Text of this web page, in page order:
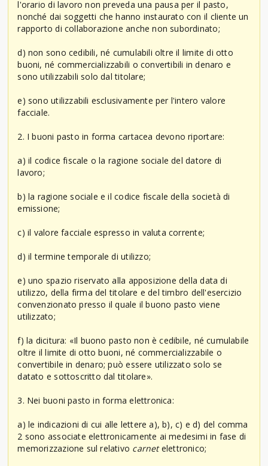
l'orario di lavoro non preveda una pausa per il pasto,
nonché dai soggetti che hanno instaurato con il cliente un
rapporto di collaborazione anche non subordinato;
d) non sono cedibili, né cumulabili oltre il limite di otto
buoni, né commercializzabili o convertibili in denaro e
sono utilizzabili solo dal titolare;
e) sono utilizzabili esclusivamente per l'intero valore
facciale.
2. I buoni pasto in forma cartacea devono riportare:
a) il codice fiscale o la ragione sociale del datore di
lavoro;
b) la ragione sociale e il codice fiscale della società di
emissione;
c) il valore facciale espresso in valuta corrente;
d) il termine temporale di utilizzo;
e) uno spazio riservato alla apposizione della data di
utilizzo, della firma del titolare e del timbro dell'esercizio
convenzionato presso il quale il buono pasto viene
utilizzato;
f) la dicitura: «Il buono pasto non è cedibile, né cumulabile
oltre il limite di otto buoni, né commercializzabile o
convertibile in denaro; può essere utilizzato solo se
datato e sottoscritto dal titolare».
3. Nei buoni pasto in forma elettronica:
a) le indicazioni di cui alle lettere a), b), c) e d) del comma
2 sono associate elettronicamente ai medesimi in fase di
memorizzazione sul relativo carnetelettronico;